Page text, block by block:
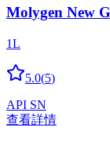
Molygen New
1L
5.0(5)
API SN
查看詳情